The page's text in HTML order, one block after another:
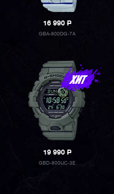
16 990P
GBA-800DG-7A
19 990P
GBD-800UC-3E